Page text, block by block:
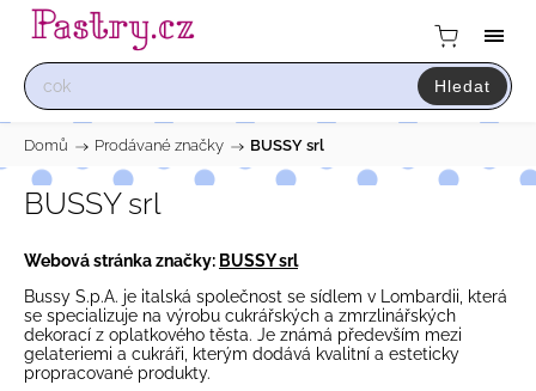
Hledat
Domů / Prodávané značky / BUSSY srl
BUSSY srl
Webová stránka značky: BUSSY srl
Bussy S.p.A. je italská společnost se sídlem v Lombardii, která
se specializuje na výrobu cukrářských a zmrzlinářských
dekorací z oplatkového těsta. Je známá především mezi
gelateriemi a cukráři, kterým dodává kvalitní a esteticky
propracované produkty.